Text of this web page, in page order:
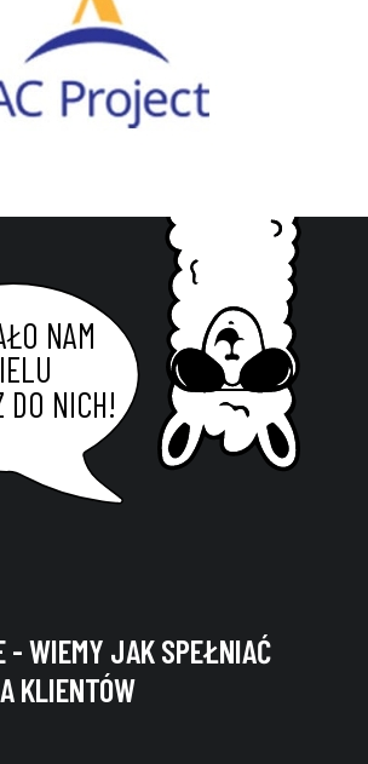
NAM
DO NICH!
- WIEMY JAK SPEŁNIAĆ
KLIENTÓW